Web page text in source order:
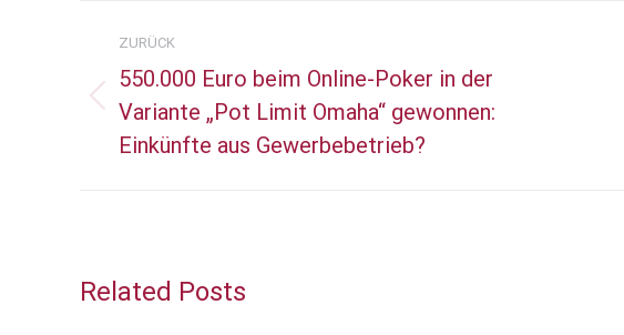
Kommentarnavigation
ZURÜCK
Vorheriger
Beitrag:
550.000 Euro beim Online-Poker in der
Variante „Pot Limit Omaha“ gewonnen:
Einkünfte aus Gewerbebetrieb?
Related Posts